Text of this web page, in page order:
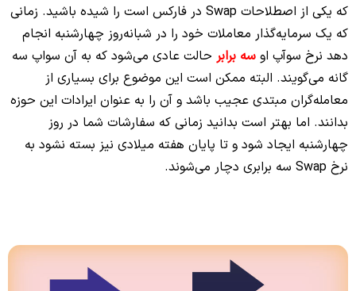
که یکی از اصطلاحات Swap در فارکس است را شیده باشید. زمانی
که یک سرمایه‌گذار معاملات خود را در شبانه‌روز چهارشنبه انجام
دهد نرخ سوآپ او سه برابر حالت عادی می‌شود که به آن سواپ سه
گانه می‌گویند. البته ممکن است این موضوع برای بسیاری از
معامله‌گران مبتدی عجیب باشد و آن را به عنوان ایرادات این حوزه
بدانند. اما بهتر است بدانید زمانی که سفارشات شما در روز
چهارشنبه ایجاد شود و تا پایان هفته میلادی نیز بسته نشود به
نرخ Swap سه برابری دچار می‌شوند.